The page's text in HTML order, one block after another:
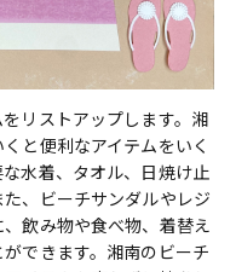
リストアップします。湘
と便利なアイテムをいく
水着、タオル、日焼け止
、ビーチサンダルやレジ
飲み物や食べ物、着替え
できます。湘南のビーチ